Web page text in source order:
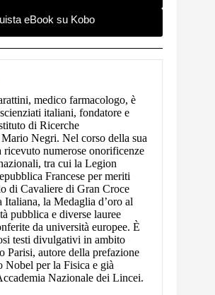
eBook su Kobo
medico farmacologo, è
italiani, fondatore e
di Ricerche
Negri. Nel corso della sua
ricevuto numerose onorificenze
tra cui la Legion
Francese per meriti
di Cavaliere di Gran Croce
Italiana, la Medaglia d’oro al
pubblica e diverse lauree
da università europee. È
testi divulgativi in ambito
Parisi, autore della prefazione
Nobel per la Fisica e già
Nazionale dei Lincei.